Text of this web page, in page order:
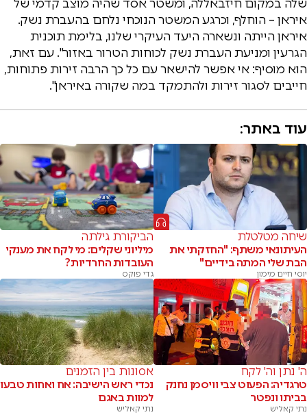
שלה במקום חיזבאללה, ומשטר אסד שהיה מוצב קדמי של
איראן – הוחלף, וכרגע המשטר הנוכחי נלחם בהעברת נשק.
איראן הייתה ונשארה היעד העיקרי שלנו, בלימת תוכנית
הגרעין ומניעת העברת נשק לכוחות הטרור באזור". עם זאת,
הוא מוסיף: אי אפשר להישאר עם כל כך הרבה זירות פתוחות,
חייבים לסגור זירות ולהתמקד במה שקורה באיראן".
עוד באתר:
שיחה מטלטלת
העיתונאי משתף: "החזקתי את
הבת שלי המתה בידיים"
יוסי חיים מימון
הביקורת גילתה
מיליוני שקלים: מי לקח את מענקי
העובדות החרדיות?
גדי פוקס
ה' נתן וה' לקח
טרגדיה: הפעוט צבי וויסמן נחנק
בביתו ונפטר
נתי קאליש
אסונות בין הזמנים
נכדי ראש הישיבה: אח ואחות טבעו
למוות באגם
נתי קאליש